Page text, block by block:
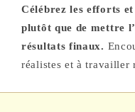
Célébrez les efforts
plutôt que de mettre
résultats finaux.
réalistes et à travailler